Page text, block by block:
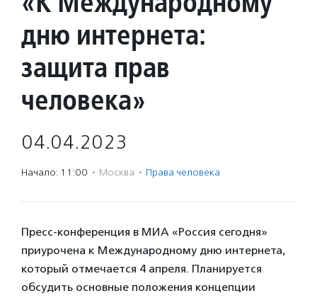
дню интернета:
защита прав
человека»
04.04.2023
Начало: 11:00 · Москва · Права человека
Пресс-конференция в МИА «Россия сегодня»
приурочена к Международному дню интернета,
который отмечается 4 апреля. Планируется
обсудить основные положения концепции